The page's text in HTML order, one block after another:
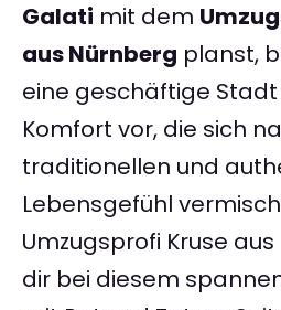
Galati mit dem
aus Nürnberg planst,
eine geschäftige
Komfort vor, die sich
traditionellen und
Lebensgefühl
Umzugsprofi Kruse
dir bei diesem